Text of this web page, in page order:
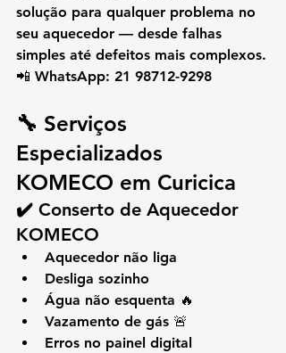
solução para qualquer problema no
seu aquecedor — desde falhas
simples até defeitos mais complexos.
📲 WhatsApp: 21 98712-9298
🔧 Serviços
Especializados
KOMECO em Curicica
✔️ Conserto de Aquecedor
KOMECO
Aquecedor não liga
Desliga sozinho
Água não esquenta 🔥
Vazamento de gás 🚨
Erros no painel digital